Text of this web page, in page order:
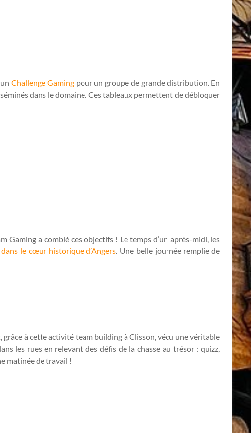
Challenge Gamingpour un groupe de grande distribution. En
dans le domaine. Ces tableaux permettent de débloquer
a comblé ces objectifs ! Le temps d’un après-midi, les
le cœur historique d’Angers. Une belle journée remplie de
à cette activité team building à Clisson, vécu une véritable
les rues en relevant des défis de la chasse au trésor : quizz,
matinée de travail !